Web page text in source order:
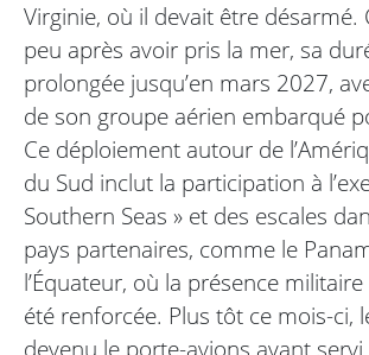
Virginie, où il devait être désarmé.
peu après avoir pris la mer, sa
prolongée jusqu’en mars 2027,
de son groupe aérien embarqué
Ce déploiement autour de
du Sud inclut la participation à
Southern Seas » et des escales
pays partenaires, comme le
l’Équateur, où la présence
été renforcée. Plus tôt ce mois-ci,
devenu le porte-avions ayant servi